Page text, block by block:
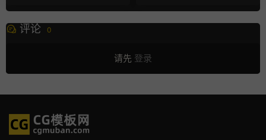
评论 0
请先 登录